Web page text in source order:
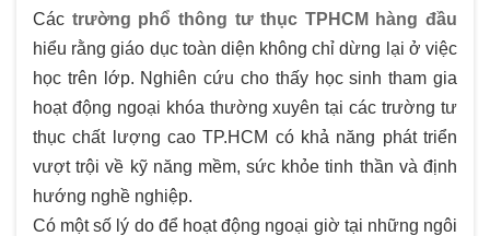
Các trường phổ thông tư thục TPHCM hàng đầu
hiểu rằng giáo dục toàn diện không chỉ dừng lại ở việc
học trên lớp. Nghiên cứu cho thấy học sinh tham gia
hoạt động ngoại khóa thường xuyên tại các trường tư
thục chất lượng cao TP.HCM có khả năng phát triển
vượt trội về kỹ năng mềm, sức khỏe tinh thần và định
hướng nghề nghiệp.
Có một số lý do để hoạt động ngoại giờ tại những ngôi